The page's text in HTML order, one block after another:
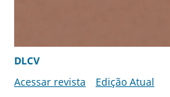
DLCV
Acessar revista
Edição Atual